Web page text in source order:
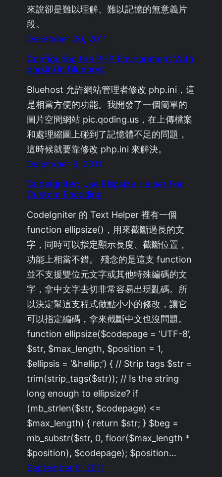
來說卻是難以理解、難以記憶的無意義片
段。
December 20, 2011
Configuring the PHP Environment With
php.ini in Bluehost
Bluehost 允許網站管理者修改 php.ini，這
是相當方便的功能。我開發了一個簡單的
圖片空間網站 pic.qoding.us，在上傳檔案
和處理縮圖上碰到了記憶體不足的問題，
這時候就要靠修改 php.ini 來解決。
December 9, 2011
CodeIgniter: Use Ellipsize Helper For
Custom Encoding
CodeIgniter 的 Text Helper 裡有一個
function ellipsize()，用來截斷過長的文
字，同時可以指定顯示長度、截斷位置，
功能上相當不錯。 殘念的是這支 function
並不支援雙位元文字或其他特殊編碼的文
字，拿中文字去切非常容易出現亂碼。所
以決定幫這支程式做點小小的修改，讓它
可以指定編碼，拿來截斷中文也沒問題。
function ellipsize($codepage = ‘UTF-8’,
$str, $max_length, $position = 1,
$ellipsis = ‘&hellip;’) { // Strip tags $str =
trim(strip_tags($str)); // Is the string
long enough to ellipsize? if
(mb_strlen($str, $codepage) <=
$max_length) { return $str; } $beg =
mb_substr($str, 0, floor($max_length *
$position), $codepage); $position…
September 9, 2011